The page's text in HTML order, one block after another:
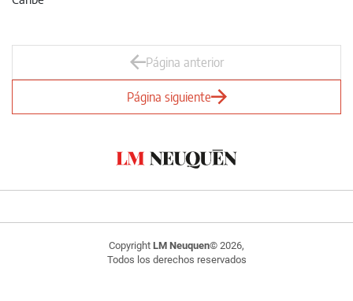
Página anterior
Página siguiente
Copyright LM Neuquen© 2026,
Todos los derechos reservados